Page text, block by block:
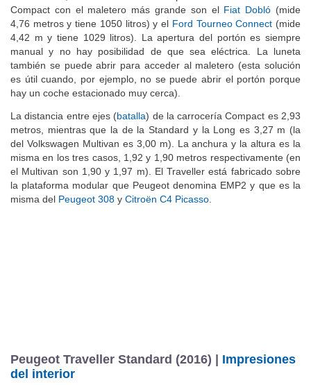
Actualmente, las alternativas comparables con el Traveller
Compact con el maletero más grande son elFiat Dobló(mide
4,76 metros y tiene 1050 litros) y elFord Tourneo Connect(mide
4,42 m y tiene 1029 litros). La apertura del portón es siempre
manual y no hay posibilidad de que sea eléctrica. La luneta
también se puede abrir para acceder al maletero (esta solución
es útil cuando, por ejemplo, no se puede abrir el portón porque
La distancia entre ejes (batalla ) de la carrocería Compact es 2,93
metros, mientras que la de la Standard y la Long es 3,27 m (la
del Volkswagen Multivan es 3,00 m). La anchura y la altura es la
misma en los tres casos, 1,92 y 1,90 metros respectivamente (en
el Multivan son 1,90 y 1,97 m). El Traveller está fabricado sobre
la plataforma modular que Peugeot denomina EMP2 y que es la
Peugeot Traveller Standard (2016) |
Impresiones